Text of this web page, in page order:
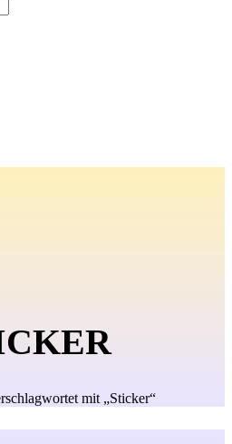
mit „Sticker“